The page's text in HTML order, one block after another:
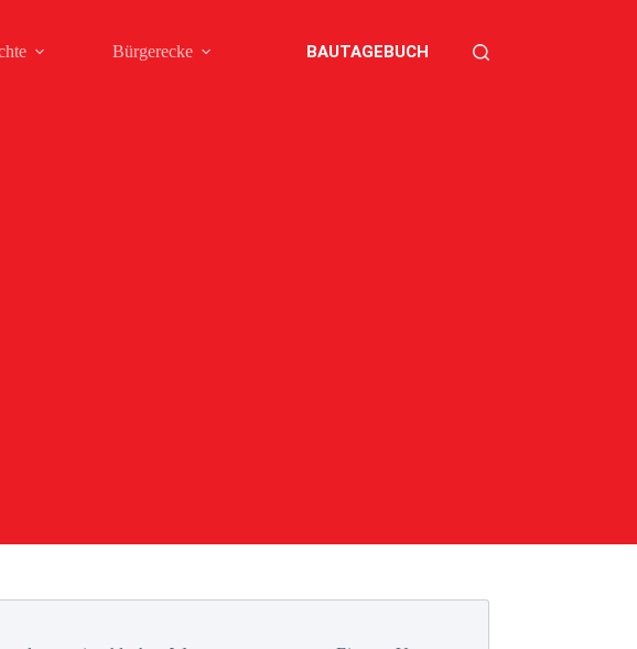
Bürgerecke BAUTAGEBUCH